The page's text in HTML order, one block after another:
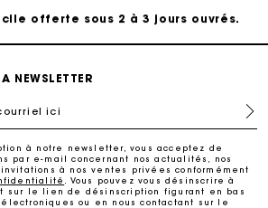
offerte sous 2 à 3 jours ouvrés.
Suivi de commande
NEWSLETTER
ici
à notre newsletter, vous acceptez de
par e-mail concernant nos actualités, nos
à nos ventes privées conformément
. Vous pouvez vous désinscrire à
sur le lien de désinscription figurant en bas
ou en nous contactant sur le